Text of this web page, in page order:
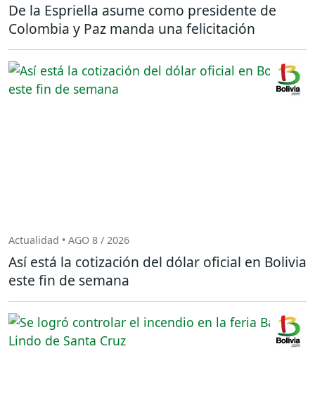
De la Espriella asume como presidente de
Colombia y Paz manda una felicitación
Actualidad • AGO 8 / 2026
Así está la cotización del dólar oficial en Bolivia
este fin de semana